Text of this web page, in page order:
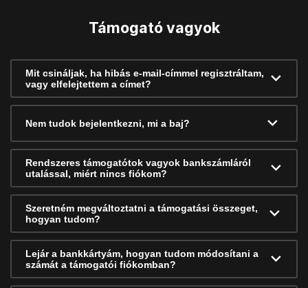
Támogató vagyok
Mit csináljak, ha hibás e-mail-címmel regisztráltam,
vagy elfelejtettem a címet?
Nem tudok bejelentkezni, mi a baj?
Rendszeres támogatótok vagyok bankszámláról
utalással, miért nincs fiókom?
Szeretném megváltoztatni a támogatási összeget,
hogyan tudom?
Lejár a bankkártyám, hogyan tudom módosítani a
számát a támogatói fiókomban?